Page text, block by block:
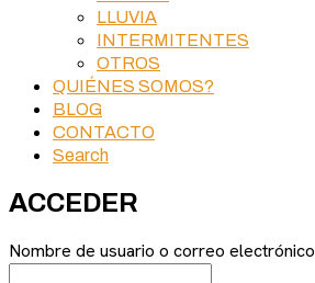
LLUVIA
INTERMITENTES
OTROS
QUIÉNES SOMOS?
BLOG
CONTACTO
Search
ACCEDER
Nombre de usuario o correo electrónico